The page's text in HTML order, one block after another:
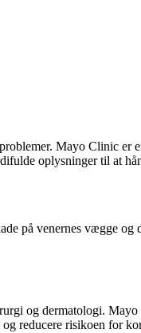
Mayo Clinic er
oplysninger til at
på venernes vægge
og dermatologi.
reducere risikoen for